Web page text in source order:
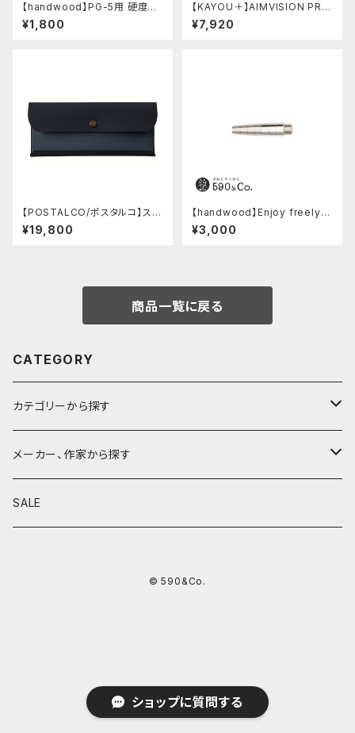
ショップに質問する
【handwood】PG-5用 硬度表
示窓 (ステンレス/楕円窓)
¥1,800
【KAYOU＋】AIMVISION PR
O/エイムビジョンプロ (メテオブ
ラック)
¥7,920
【POSTALCO/ポスタルコ】スナ
ップペンケース (Navy Blue)
¥19,800
【handwood】Enjoy freely
前軸 (ステンレス)
¥3,000
商品一覧に戻る
CATEGORY
カテゴリーから探す
鉛筆
鉛筆補助軸
メーカー、作家から探す
590&Co.
シャープペンシルIII
SALE
© 590&Co.